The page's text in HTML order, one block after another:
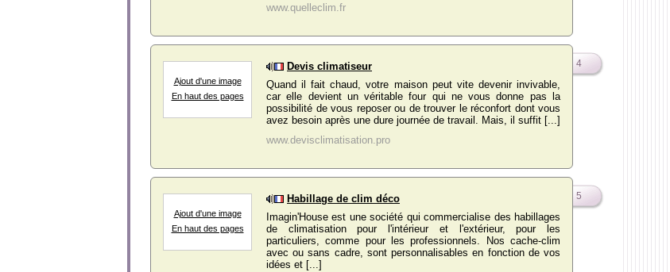
www.quelleclim.fr
Ajout d'une image
En haut des pages
Devis climatiseur
Quand il fait chaud, votre maison peut vite devenir invivable,
car elle devient un véritable four qui ne vous donne pas la
possibilité de vous reposer ou de trouver le réconfort dont vous
avez besoin après une dure journée de travail. Mais, il suffit [...]
www.devisclimatisation.pro
4
Ajout d'une image
En haut des pages
Habillage de clim déco
Imagin'House est une société qui commercialise des habillages
de climatisation pour l'intérieur et l'extérieur, pour les
particuliers, comme pour les professionnels. Nos cache-clim
avec ou sans cadre, sont personnalisables en fonction de vos
idées et [...]
5